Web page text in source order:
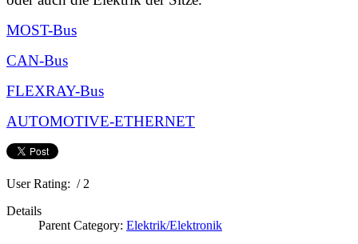
MOST-Bus
CAN-Bus
FLEXRAY-Bus
AUTOMOTIVE-ETHERNET
User Rating: / 2
Details
Parent Category: Elektrik/Elektronik